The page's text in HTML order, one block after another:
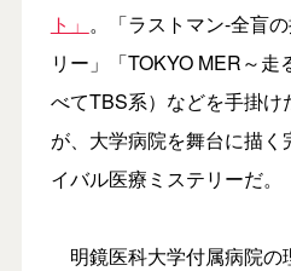
ト」 。「ラストマン-全盲
リー」「TOKYO MER～
べてTBS系）などを手掛け
が、大学病院を舞台に描
イバル医療ミステリーだ。
明鏡医科大学付属病院の